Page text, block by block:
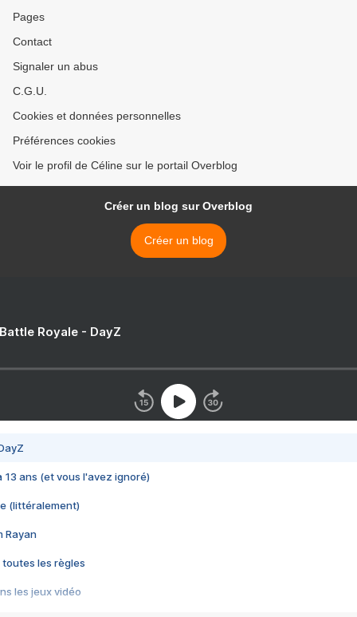
Pages
Contact
Signaler un abus
C.G.U.
Cookies et données personnelles
Préférences cookies
Voir le profil de Céline sur le portail Overblog
Créer un blog sur Overblog
Créer un blog
Royale - DayZ
13 ans (et vous l'avez ignoré)
(littéralement)
Rayan
toutes les règles
les jeux vidéo